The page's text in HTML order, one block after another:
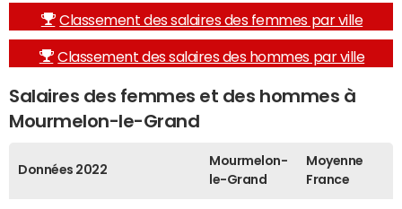
Classement des salaires des femmes par ville
Classement des salaires des hommes par ville
Salaires des femmes et des hommes à
Mourmelon-le-Grand
Données 2022
Mourmelon-
le-Grand
Moyenne
France